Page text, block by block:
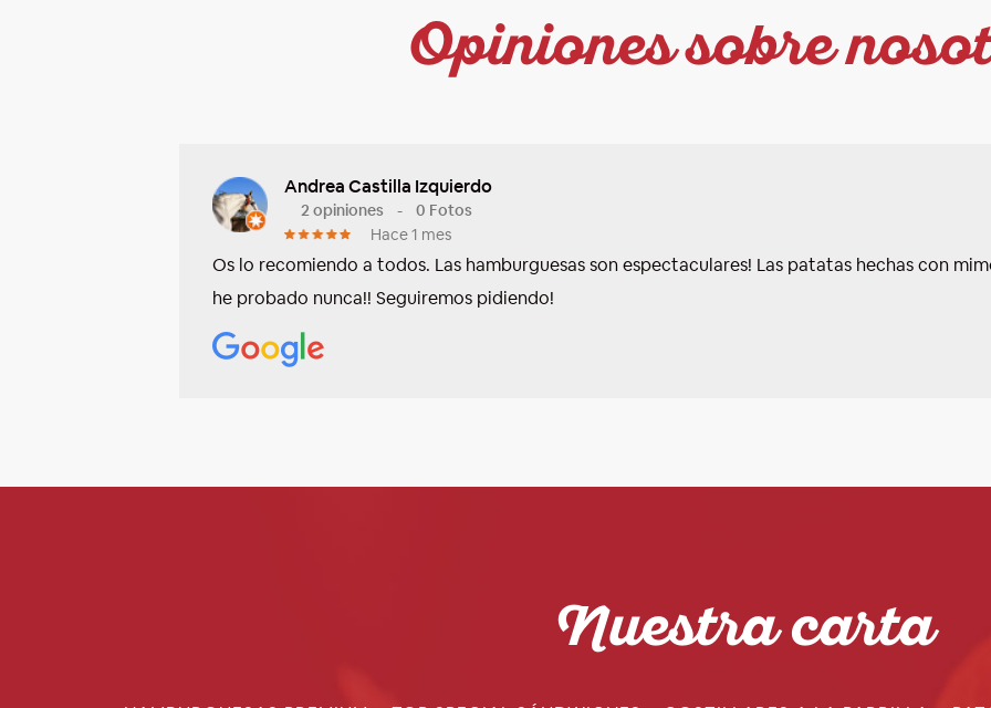
Opiniones sobre
Andrea Castilla Izquierdo
2 opiniones - 0 Fotos
Hace 1 mes
Os lo recomiendo a todos. Las hamburguesas son espectaculares! Las patatas hechas con
he probado nunca!! Seguiremos pidiendo!
Nuestra carta